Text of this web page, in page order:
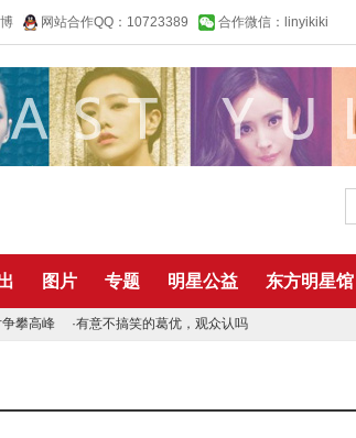
网站合作QQ：10723389 合作微信：linyikiki
图片 专题 明星公益 东方明星馆
攀高峰 ·有意不搞笑的葛优，观众认吗